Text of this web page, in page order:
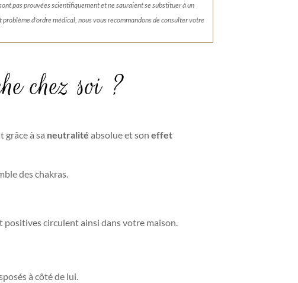
pas prouvées scientifiquement et ne sauraient se substituer à un
d'ordre médical, nous vous recommandons de consulter votre
chez soi ?
grâce à sa neutralité absolue et son effet
des chakras.
positives circulent ainsi dans votre maison.
à côté de lui.